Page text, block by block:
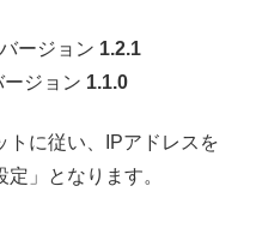
バージョン 1.2.1
ージョン 1.1.0
トに従い、IPアドレスを
」となります。